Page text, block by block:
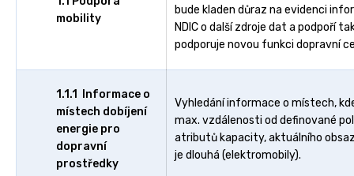
mobility
bude kladen důraz na evidenci
NDIC o další zdroje dat a podpoří
podporuje novou funkci dopravní
1.1.1 Informace o
místech dobíjení
energie pro
dopravní
prostředky
Vyhledání informace o místech,
max. vzdálenosti od definované
atributů kapacity, aktuálního
je dlouhá (elektromobily).